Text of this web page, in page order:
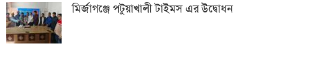
মির্জাগঞ্জে পটুয়াখালী টাইমস এর উদ্বোধন